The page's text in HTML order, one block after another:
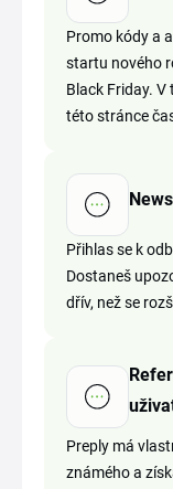
Promo kódy a
startu nového
Black Friday.
této stránce
Přihlas se k
Dostaneš
dřív, než se
Preply má
známého a